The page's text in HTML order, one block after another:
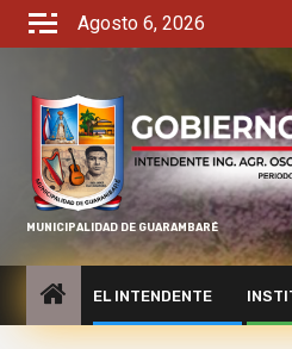
Agosto 6, 2026
MUNICIPALIDAD DE GUARAMBARÉ
EL INTENDENTE